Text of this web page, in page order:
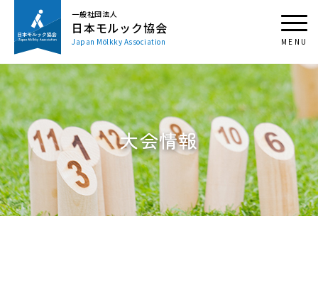
一般社団法人
日本モルック協会
Japan Mölkky Association
大会情報